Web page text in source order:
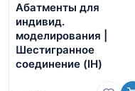
Абатменты для
индивид.
моделирования |
Шестигранное
соединение (IH)